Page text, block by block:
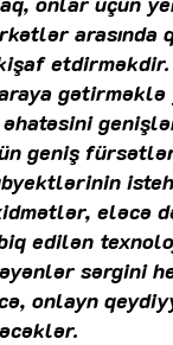
arasında
araya
geniş
eləcə
edilən
sərgini
onlayn